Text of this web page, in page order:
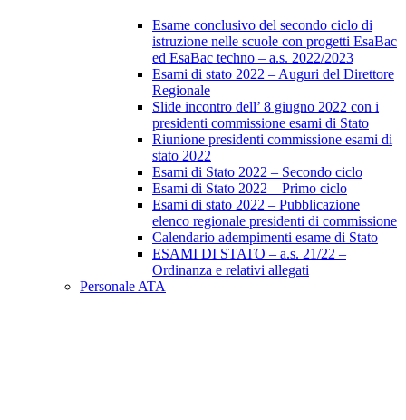
Esame conclusivo del secondo ciclo di
istruzione nelle scuole con progetti EsaBac
ed EsaBac techno – a.s. 2022/2023
Esami di stato 2022 – Auguri del Direttore
Regionale
Slide incontro dell’ 8 giugno 2022 con i
presidenti commissione esami di Stato
Riunione presidenti commissione esami di
stato 2022
Esami di Stato 2022 – Secondo ciclo
Esami di Stato 2022 – Primo ciclo
Esami di stato 2022 – Pubblicazione
elenco regionale presidenti di commissione
Calendario adempimenti esame di Stato
ESAMI DI STATO – a.s. 21/22 –
Ordinanza e relativi allegati
Personale ATA